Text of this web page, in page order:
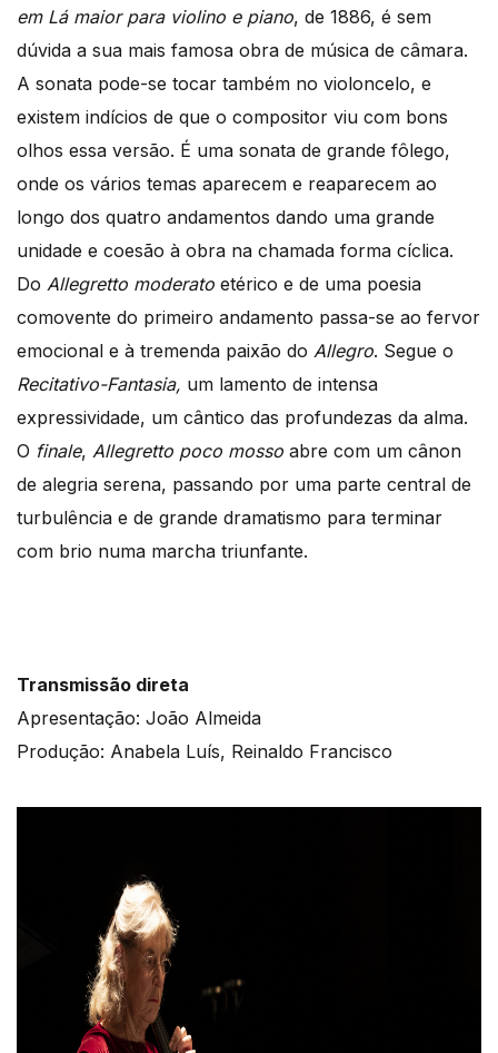
em Lá maior para violino e piano, de 1886, é sem
dúvida a sua mais famosa obra de música de câmara.
A sonata pode-se tocar também no violoncelo, e
existem indícios de que o compositor viu com bons
olhos essa versão. É uma sonata de grande fôlego,
onde os vários temas aparecem e reaparecem ao
longo dos quatro andamentos dando uma grande
unidade e coesão à obra na chamada forma cíclica.
Do Allegretto moderato etérico e de uma poesia
comovente do primeiro andamento passa-se ao fervor
emocional e à tremenda paixão do Allegro. Segue o
Recitativo-Fantasia, um lamento de intensa
expressividade, um cântico das profundezas da alma.
O finale, Allegretto poco mosso abre com um cânon
de alegria serena, passando por uma parte central de
turbulência e de grande dramatismo para terminar
com brio numa marcha triunfante.
Transmissão direta
Apresentação: João Almeida
Produção: Anabela Luís, Reinaldo Francisco